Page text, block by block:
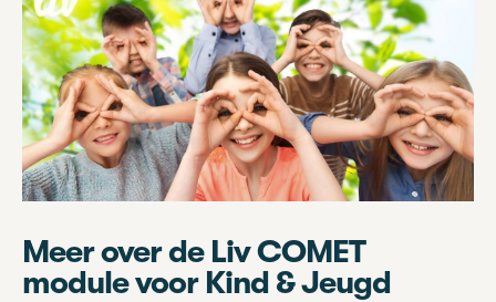
Meer over de Liv COMET
module voor Kind & Jeugd